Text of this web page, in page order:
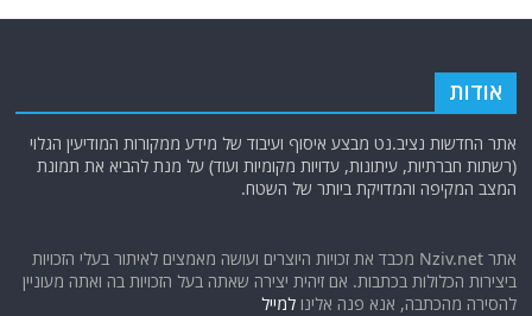
אודות
אתר החדשות נציב.נט מבצע איסוף ועיבוד של מידע ממקורות המודיעין הגלוי
(רשתות חברתיות, עיתונות, עדויות מקומיות ועוד) על מנת להביא את תמונת
המצב המקיפה והמדויקת ביותר של השטח.
אתר Nziv.net מכבד את זכויות היוצרים ועושה מאמצים לאיתור בעלי הזכויות
ביצירות הכלולות בכתבות. אם זיהית יצירה שאתה בעל הזכויות בה ואתה מעוניין
להסירה מהכתבה, אנא פנה אלינולמייל